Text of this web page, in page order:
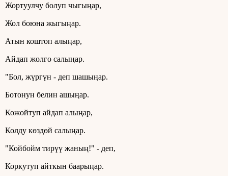
Жортуулчу болуп чыгыңар,
Жол боюна жыгыңар.
Атын коштоп алыңар,
Айдап жолго салыңар.
"Бол, жүргүн - деп шашыңар.
Ботонун белин ашыңар.
Кожойтуп айдап алыңар,
Колду көздөй салыңар.
"Койбойм тирүү жаның!" - деп,
Коркутуп айткын баарыңар.